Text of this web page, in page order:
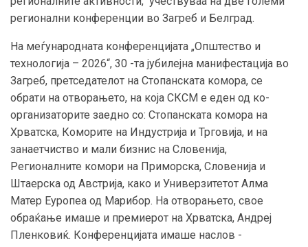
регионални конференции во Загреб и Белград.
На меѓународната конференцијата „Општество и
технологија – 2026“, 30 -та јубилејна манифестација во
Загреб, претседателот на Стопанската комора, се
обрати на отворањето, на која СКСМ е еден од ко-
организаторите заедно со: Стопанската комора на
Хрватска, Коморите на Индустрија и Трговија, и на
занаетчиство и мали бизнис на Словенија,
Регионалните комори на Приморска, Словенија и
Штаерска од Австрија, како и Универзитетот Алма
Матер Еуропеа од Марибор. На отворањето, свое
обраќање имаше и премиерот на Хрватска, Андреј
Пленковиќ. Конференцијата имаше наслов -